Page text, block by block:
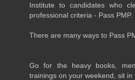
Institute to candidates who
professional criteria - Pass PMP.
There are many ways to Pass
Go for the heavy books,
trainings on your weekend, sit